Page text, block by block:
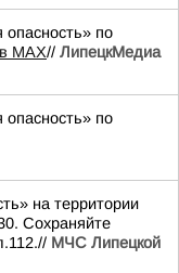
по
в МАХ// ЛипецкМедиа
по
на территории
Сохраняйте
МЧС Липецкой